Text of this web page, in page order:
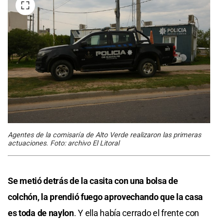
Agentes de la comisaría de Alto Verde realizaron las primeras
actuaciones. Foto: archivo El Litoral
Se metió detrás de la casita con una bolsa de
colchón, la prendió fuego aprovechando que la casa
es toda de naylon. Y ella había cerrado el frente con